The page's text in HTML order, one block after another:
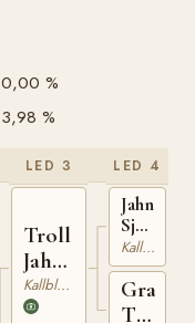
0,00 %
3,98 %
LED 3
Troll
Jahn
(NO)
Kallblodig Travare
LED 4
Jahn
Sjur
(NO)
T-
254
Kallblodig Travare
Grans
Turi